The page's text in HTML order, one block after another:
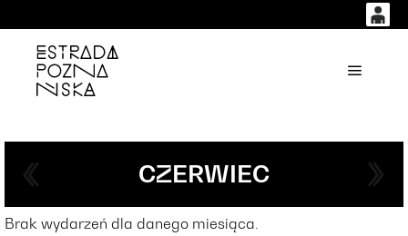
0,00
CZERWIEC
Brak wydarzeń dla danego miesiąca.